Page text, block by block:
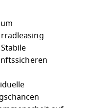
Stabile